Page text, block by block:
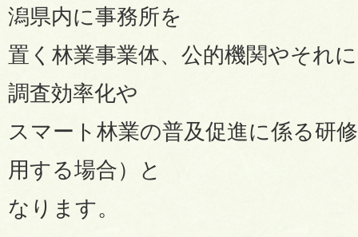
潟県内に事務所を
置く林業事業体、 公的機関やそれ
調査効率化や
スマート林業の普及促進に係る研
用する場合）
と
なります。